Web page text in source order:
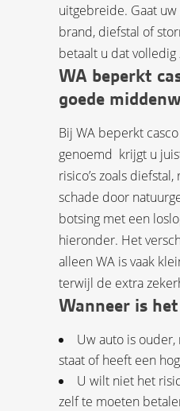
uitgebreide. Gaat
brand, diefstal of
betaalt u dat volledig
WA beperkt
goede
Bij WA beperkt casco
genoemd  krijgt u
risico’s zoals
schade door
botsing met een
hieronder. Het
alleen WA is vaak
terwijl de extra
Wanneer is
Uw auto is ouder,
staat of heeft een
U wilt niet het
zelf te moeten